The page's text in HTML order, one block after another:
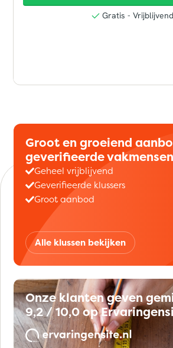
Groot en groeiend
geverifieerde vakmensen
Geheel vrijblijvend
Geverifieerde klussers
Groot aanbod
Alle klussen bekijken
Onze klanten geven
9,2 / 10,0 op